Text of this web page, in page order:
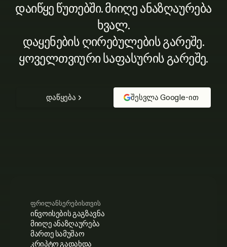
დაიწყე წუთებში. მიიღე ანაზღაურება
ხვალ.
დაყენების ღირებულების გარეშე.
ყოველთვიური საფასურის გარეშე.
დაწყება შესვლა Google-ით
ფრილანსერებისთვის
ინვოისების გაგზავნა
მიიღე ანაზღაურება
მართე სამუშაო
კრიპტო გადახდა